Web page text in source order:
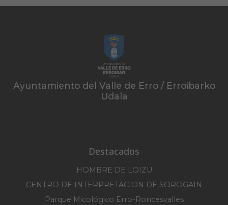
Ayuntamiento del Valle de Erro / Erroibarko
Udala
Destacados
HOMBRE DE LOIZU
CENTRO DE INTERPRETACION DE SOROGAIN
Parque Micológico Erro-Roncesvalles